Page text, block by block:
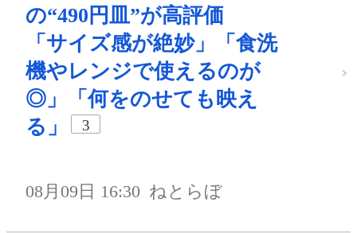
の“490円皿”が高評価
「サイズ感が絶妙」「食洗
機やレンジで使えるのが
◎」「何をのせても映え
る」
3
08月09日 16:30 ねとらぼ